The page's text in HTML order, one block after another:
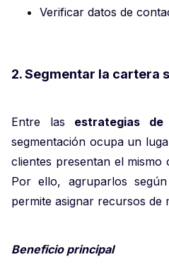
Verificar datos de
2. Segmentar la cartera
Entre las estrategias
segmentación ocupa un
clientes presentan el mismo
Por ello, agruparlos
permite asignar recursos de
Beneficio principal